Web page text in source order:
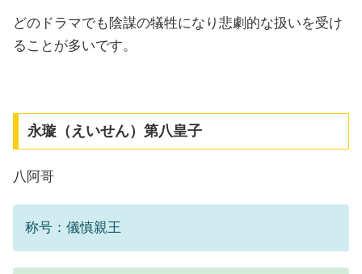
どのドラマでも陰謀の犠牲になり悲劇的な扱いを受け
ることが多いです。
永璇（えいせん）第八皇子
八阿哥
称号：儀慎親王